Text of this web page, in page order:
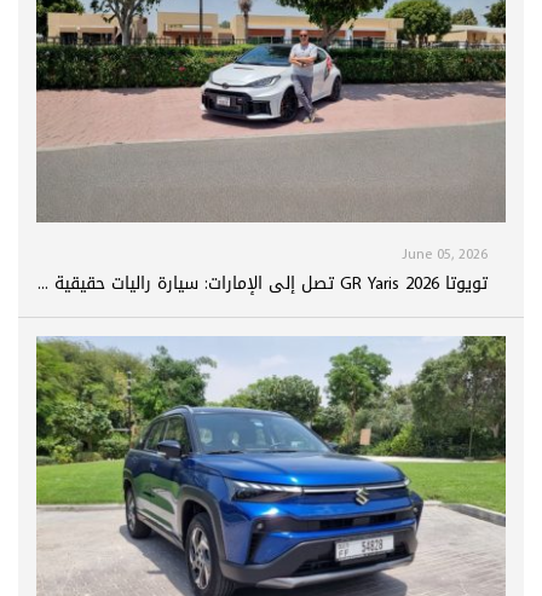
June 05, 2026
تويوتا GR Yaris 2026 تصل إلى الإمارات: سيارة راليات حقيقية ...